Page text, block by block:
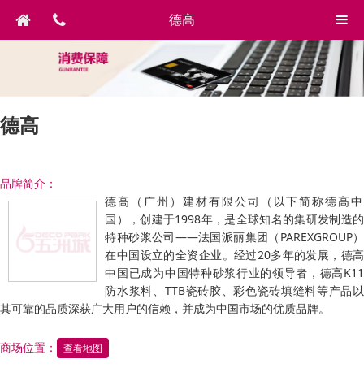
德高
德高
品牌简介：
德高（广州）建材有限公司（以下简称德高中
国），创建于1998年，是全球知名的集研发制造的
特种砂浆公司——法国派丽集团（PAREXGROUP）
在中国设立的全资企业。经过20多年的发展，德高
中国已成为中国特种砂浆行业的领导者，德高K11
防水浆料、TTB瓷砖胶、彩色瓷砖填缝料等产品以
其可靠的品质深获广大用户的信赖，并成为中国市场的优质品牌。
商场位置： 查看地图